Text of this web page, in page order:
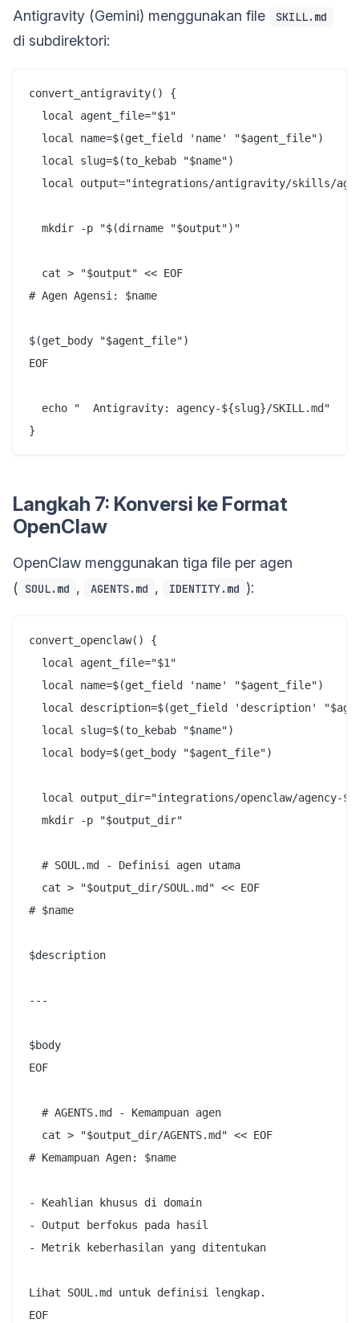
Antigravity (Gemini) menggunakan file SKILL.md
di subdirektori:
convert_antigravity() {
  local agent_file="$1"
  local name=$(get_field 'name' "$agent_file")
  local slug=$(to_kebab "$name")
local output="integrations/antigravity/skills/
  mkdir -p "$(dirname "$output")"
  cat > "$output" << EOF
# Agen Agensi: $name
$(get_body "$agent_file")
EOF
  echo "  Antigravity: agency-${slug}/SKILL.md"
Langkah 7: Konversi ke Format
OpenClaw
OpenClaw menggunakan tiga file per agen
( SOUL.md , AGENTS.md , IDENTITY.md ):
convert_openclaw() {
  local agent_file="$1"
  local name=$(get_field 'name' "$agent_file")
local description=$(get_field 'description'
  local slug=$(to_kebab "$name")
  local body=$(get_body "$agent_file")
local output_dir="integrations/openclaw/agency-
  mkdir -p "$output_dir"
  # SOUL.md - Definisi agen utama
  cat > "$output_dir/SOUL.md" << EOF
# $name
$description
---
$body
EOF
  # AGENTS.md - Kemampuan agen
  cat > "$output_dir/AGENTS.md" << EOF
# Kemampuan Agen: $name
- Keahlian khusus di domain
- Output berfokus pada hasil
- Metrik keberhasilan yang ditentukan
Lihat SOUL.md untuk definisi lengkap.
EOF